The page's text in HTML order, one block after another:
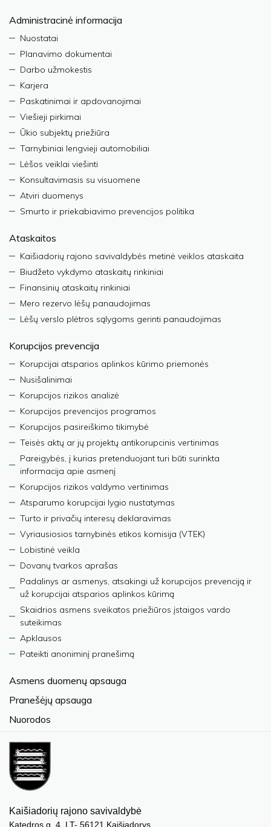
Administracinė informacija
Nuostatai
Planavimo dokumentai
Darbo užmokestis
Karjera
Paskatinimai ir apdovanojimai
Viešieji pirkimai
Ūkio subjektų priežiūra
Tarnybiniai lengvieji automobiliai
Lėšos veiklai viešinti
Konsultavimasis su visuomene
Atviri duomenys
Smurto ir priekabiavimo prevencijos politika
Ataskaitos
Kaišiadorių rajono savivaldybės metinė veiklos ataskaita
Biudžeto vykdymo ataskaitų rinkiniai
Finansinių ataskaitų rinkiniai
Mero rezervo lėšų panaudojimas
Lėšų verslo plėtros sąlygoms gerinti panaudojimas
Korupcijos prevencija
Korupcijai atsparios aplinkos kūrimo priemonės
Nusišalinimai
Korupcijos rizikos analizė
Korupcijos prevencijos programos
Korupcijos pasireiškimo tikimybė
Teisės aktų ar jų projektų antikorupcinis vertinimas
Pareigybės, į kurias pretenduojant turi būti surinkta
informacija apie asmenį
Korupcijos rizikos valdymo vertinimas
Atsparumo korupcijai lygio nustatymas
Turto ir privačių interesų deklaravimas
Vyriausiosios tarnybinės etikos komisija (VTEK)
Lobistinė veikla
Dovanų tvarkos aprašas
Padalinys ar asmenys, atsakingi už korupcijos prevenciją ir
už korupcijai atsparios aplinkos kūrimą
Skaidrios asmens sveikatos priežiūros įstaigos vardo
suteikimas
Apklausos
Pateikti anoniminį pranešimą
Asmens duomenų apsauga
Pranešėjų apsauga
Nuorodos
Kaišiadorių rajono savivaldybė
Katedros g. 4, LT- 56121 Kaišiadorys